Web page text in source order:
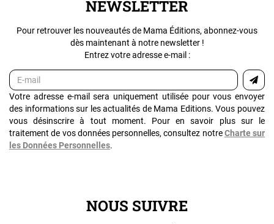
NEWSLETTER
Pour retrouver les nouveautés de Mama Éditions, abonnez-vous
dès maintenant à notre newsletter !
Entrez votre adresse e-mail :
Votre adresse e-mail sera uniquement utilisée pour vous envoyer
des informations sur les actualités de Mama Editions. Vous pouvez
vous désinscrire à tout moment. Pour en savoir plus sur le
traitement de vos données personnelles, consultez notre Charte sur
les Données Personnelles.
NOUS SUIVRE